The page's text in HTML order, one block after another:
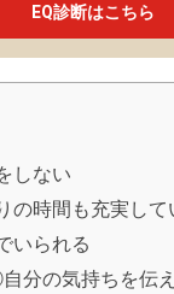
EQ診断はこちら
しない
の時間も充実して
いられる
分の気持ちを伝